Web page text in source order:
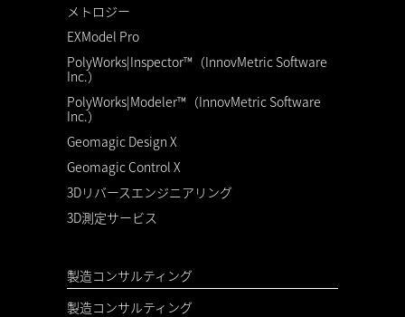
メトロジー
EXModel Pro
PolyWorks|Inspector™（InnovMetric Software
Inc.）
PolyWorks|Modeler™（InnovMetric Software
Inc.）
Geomagic Design X
Geomagic Control X
3Dリバースエンジニアリング
3D測定サービス
製造コンサルティング
製造コンサルティング